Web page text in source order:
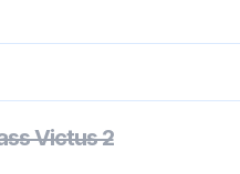
Victus 2